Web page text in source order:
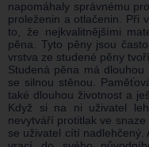
napomáhaly správnému
proleženin a otlačenin. Při
to, že nejkvalitnějšími
pěna. Tyto pěny jsou
vrstva ze studené pěny
Studená pěna má dlouhou
se silnou stěnou.
také dlouhou životnost a
Když si na ni uživatel
nevytváří protitlak ve
se uživatel cítí